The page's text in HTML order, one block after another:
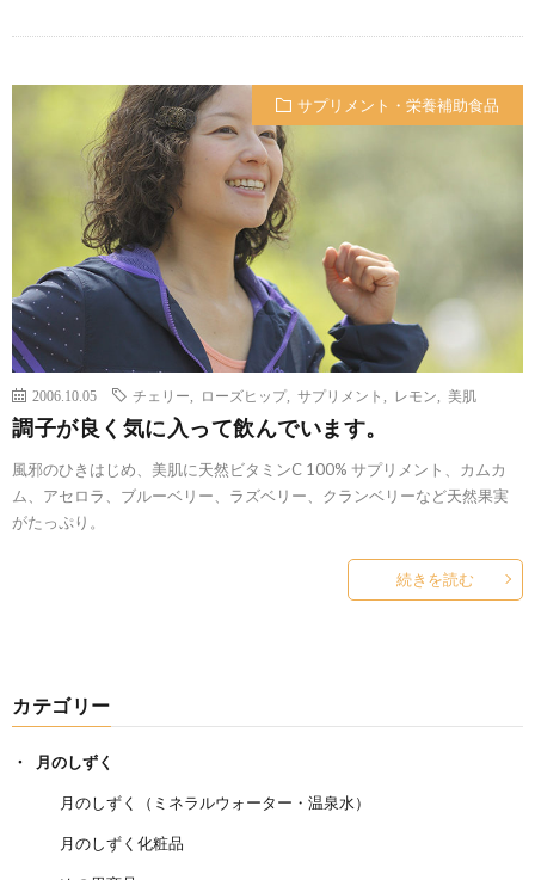
サプリメント・栄養補助食品
2006.10.05 チェリー ローズヒップ, サプリメント レモン 美肌
調子が良く気に入って飲んでいます。
風邪のひきはじめ、美肌に天然ビタミンC 100% サプリメント、カムカ
ム、アセロラ、ブルーベリー、ラズベリー、クランベリーなど天然果実
がたっぷり。
続きを読む
カテゴリー
月のしずく
月のしずく（ミネラルウォーター・温泉水）
月のしずく化粧品